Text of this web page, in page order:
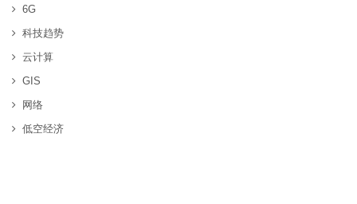
6G
科技趋势
云计算
GIS
网络
低空经济